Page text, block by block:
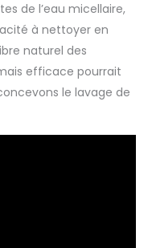
de l’eau micellaire,
à nettoyer en
naturel des
efficace pourrait
le lavage de